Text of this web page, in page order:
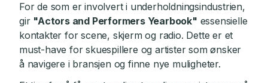
For de som er involvert i underholdningsindustrien,
gir "Actors and Performers Yearbook" essensielle
kontakter for scene, skjerm og radio. Dette er et
must-have for skuespillere og artister som ønsker
å navigere i bransjen og finne nye muligheter.